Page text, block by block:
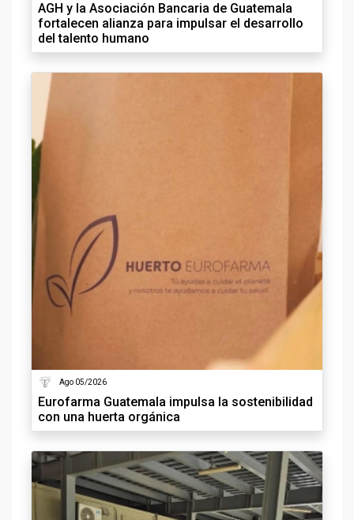
AGH y la Asociación Bancaria de Guatemala
fortalecen alianza para impulsar el desarrollo
del talento humano
Ago 05/2026
Eurofarma Guatemala impulsa la sostenibilidad
con una huerta orgánica